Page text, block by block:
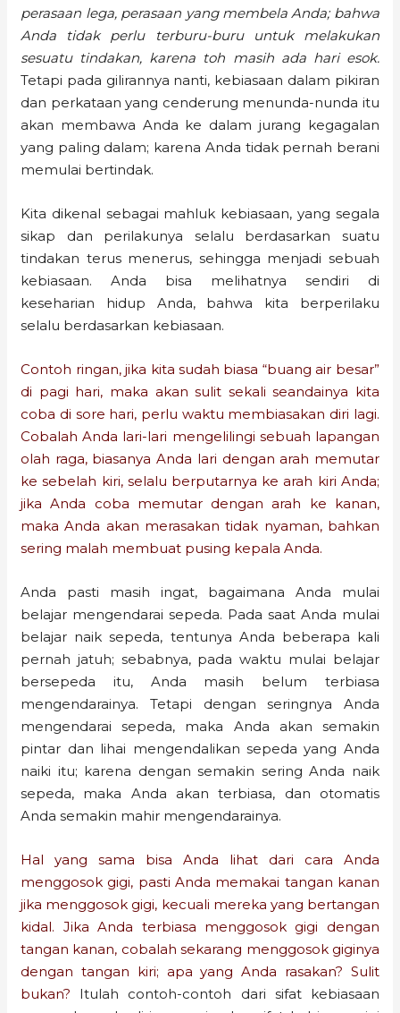
perasaan lega, perasaan yang membela Anda; bahwa
Anda tidak perlu terburu-buru untuk melakukan
sesuatu tindakan, karena toh masih ada hari esok.
Tetapi pada gilirannya nanti, kebiasaan dalam pikiran
dan perkataan yang cenderung menunda-nunda itu
akan membawa Anda ke dalam jurang kegagalan
yang paling dalam; karena Anda tidak pernah berani
memulai bertindak.
Kita dikenal sebagai mahluk kebiasaan, yang segala
sikap dan perilakunya selalu berdasarkan suatu
tindakan terus menerus, sehingga menjadi sebuah
kebiasaan. Anda bisa melihatnya sendiri di
keseharian hidup Anda, bahwa kita berperilaku
selalu berdasarkan kebiasaan.
Contoh ringan, jika kita sudah biasa “buang air besar”
di pagi hari, maka akan sulit sekali seandainya kita
coba di sore hari, perlu waktu membiasakan diri lagi.
Cobalah Anda lari-lari mengelilingi sebuah lapangan
olah raga, biasanya Anda lari dengan arah memutar
ke sebelah kiri, selalu berputarnya ke arah kiri Anda;
jika Anda coba memutar dengan arah ke kanan,
maka Anda akan merasakan tidak nyaman, bahkan
sering malah membuat pusing kepala Anda.
Anda pasti masih ingat, bagaimana Anda mulai
belajar mengendarai sepeda. Pada saat Anda mulai
belajar naik sepeda, tentunya Anda beberapa kali
pernah jatuh; sebabnya, pada waktu mulai belajar
bersepeda itu, Anda masih belum terbiasa
mengendarainya. Tetapi dengan seringnya Anda
mengendarai sepeda, maka Anda akan semakin
pintar dan lihai mengendalikan sepeda yang Anda
naiki itu; karena dengan semakin sering Anda naik
sepeda, maka Anda akan terbiasa, dan otomatis
Anda semakin mahir mengendarainya.
Hal yang sama bisa Anda lihat dari cara Anda
menggosok gigi, pasti Anda memakai tangan kanan
jika menggosok gigi, kecuali mereka yang bertangan
kidal. Jika Anda terbiasa menggosok gigi dengan
tangan kanan, cobalah sekarang menggosok giginya
dengan tangan kiri; apa yang Anda rasakan? Sulit
bukan? Itulah contoh-contoh dari sifat kebiasaan